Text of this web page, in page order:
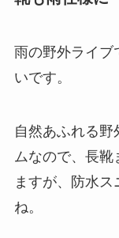
雨の野外ライブ
いです。
自然あふれる
ムなので、長靴
ますが、防水
ね。